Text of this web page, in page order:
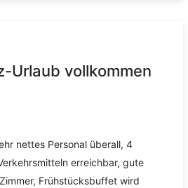
Urlaub vollkommen
nettes Personal überall, 4
erreichbar, gute
Frühstücksbuffet wird